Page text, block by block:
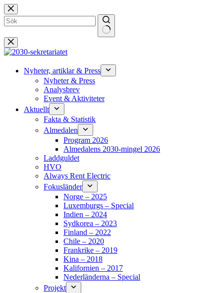
Hoppa
till
innehåll
Inga
resultat
Nyheter, artiklar & Press
Nyheter & Press
Analysbrev
Event & Aktiviteter
Aktuellt
Fakta & Statistik
Almedalen
Program 2026
Almedalens 2030-mingel 2026
Laddguldet
HVO
Always Rent Electric
Fokusländer
Norge – 2025
Luxemburgs – Special
Indien – 2024
Sydkorea – 2023
Finland – 2022
Chile – 2020
Frankrike – 2019
Kina – 2018
Kalifornien – 2017
Nederländerna – Special
Projekt